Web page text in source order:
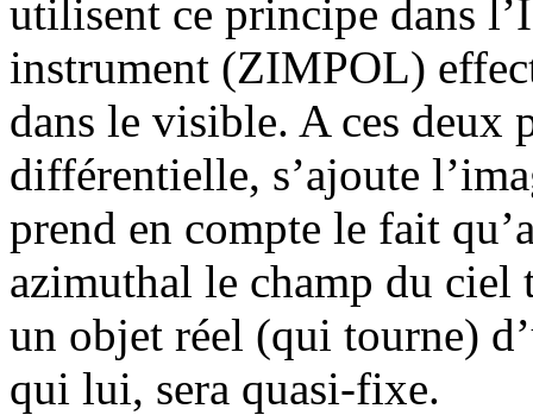
utilisent ce principe dans
instrument (ZIMPOL)
dans le visible. A ces deux
différentielle, s’ajoute
prend en compte le fait
azimuthal le champ du ciel
un objet réel (qui tourne)
qui lui, sera quasi-fixe.